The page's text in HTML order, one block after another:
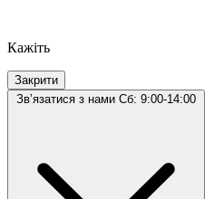
Кажіть
Закрити
Звʼязатися з нами
Сб: 9:00-14:00